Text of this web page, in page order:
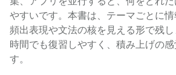
やすいです。本書は、テーマごとに情
頻出表現や文法の核を見える形で残
時間でも復習しやすく、積み上げの
す。